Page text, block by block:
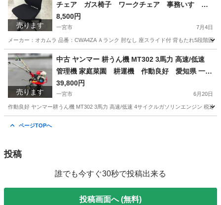
売ります
チェア ガス椅子 ワークチェア 事務いす デ
スクチェア 高機能チェア OAチェア 肘なし
座スライド付 背もたれ5段階固定 愛知 一宮
市 江南市 稲沢市 岩倉市 名古屋 岐阜 各
務ヶ原 羽島 三重 グッドプライス一宮
8,500円
一宮市 7月4日
メーカー：オカムラ 品番：CWA4ZA Ａランク 肘なし 座スライド付 背もたれ5段階
愛知 一宮市 オフィス用家具 オカムラ
売ります
中古 ヤンマー 耕うん機 MT302 3馬力 高速/低速
管理機 家庭菜園 耕運機 作動良好 愛知県 一宮
市 名古屋 稲沢 江南 岩倉 岐阜 羽島 各務ヶ原 三重
愛知 グッドプライス一宮
39,800円
一宮市 6月20日
作動良好 ヤンマー耕うん機 MT302 3馬力 高速/低速 4サイクルガソリンエンジン 税
ページTOPへ
投稿
誰でも今すぐ30秒で投稿出来る
投稿画面へ (無料)